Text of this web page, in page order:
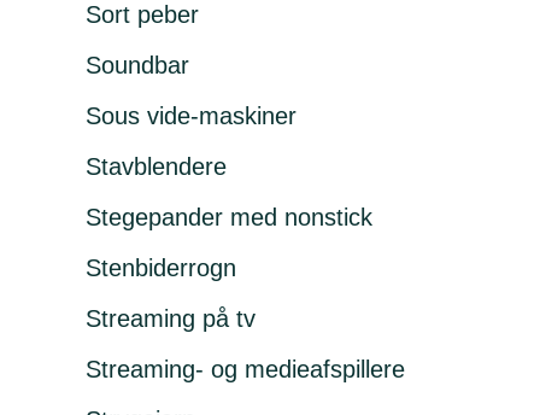
Sort peber
Soundbar
Sous vide-maskiner
Stavblendere
Stegepander med nonstick
Stenbiderrogn
Streaming på tv
Streaming- og medieafspillere